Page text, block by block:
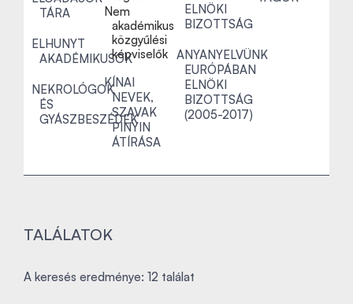
TÁRA
ELHUNYT
AKADÉMIKUSOK
NEKROLÓGOK
ÉS
GYÁSZBESZÉDEK
Nem
akadémikus
közgyűlési
képviselők
KÍNAI
NEVEK,
SZAVAK
PINYIN
ÁTÍRÁSA
ELNÖKI
BIZOTTSÁG
ANYANYELVÜNK
EURÓPÁBAN
ELNÖKI
BIZOTTSÁG
(2005-2017)
TALÁLATOK
A keresés eredménye: 12 találat